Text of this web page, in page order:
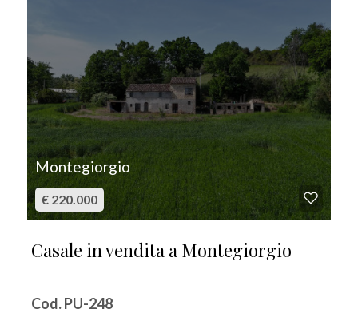
Montegiorgio
€ 220.000
Casale in vendita a Montegiorgio
Cod. PU-248